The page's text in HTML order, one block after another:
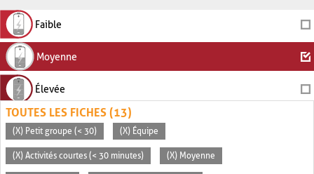
Faible
Moyenne
Élevée
TOUTES LES FICHES (13)
(X) Petit groupe (< 30) (X) Équipe
(X) Activités courtes (< 30 minutes) (X) Moyenne